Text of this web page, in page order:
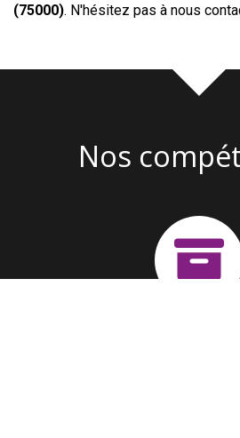
(75000). N'hésitez pas à nous
Nos